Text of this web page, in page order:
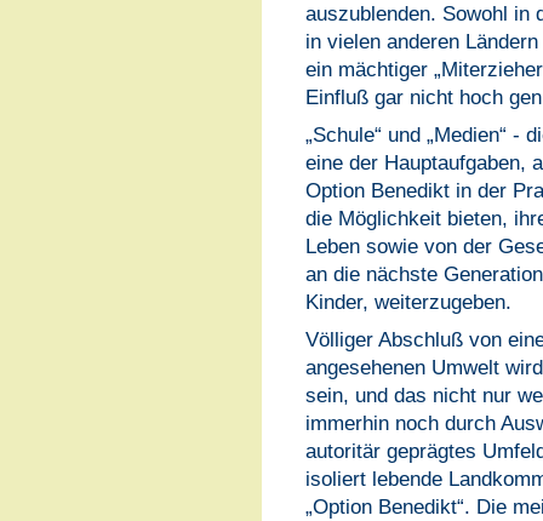
auszublenden. Sowohl in
in vielen anderen
ein mächtiger
Einfluß gar nicht hoch
„Schule“ und „Medien“ -
eine der Hauptaufgaben,
Option Benedikt in der
die Möglichkeit bieten,
Leben sowie von der
an die nächste
Kinder, weiterzugeben.
Völliger Abschluß von
angesehenen Umwelt
sein, und das nicht nur
immerhin noch durch
autoritär geprägtes
isoliert lebende
„Option Benedikt“. Die